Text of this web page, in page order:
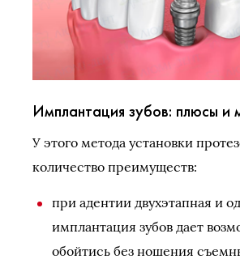
Имплантация зубов: плюсы и
У этого метода установки
количество преимуществ:
при адентии двухэтапная и
имплантация зубов дает
обойтись без ношения